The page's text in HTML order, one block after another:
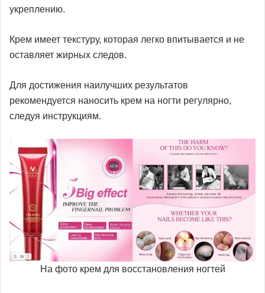
укреплению.
Крем имеет текстуру, которая легко впитывается и не
оставляет жирных следов.
Для достижения наилучших результатов
рекомендуется наносить крем на ногти регулярно,
следуя инструкциям.
На фото крем для восстановления ногтей